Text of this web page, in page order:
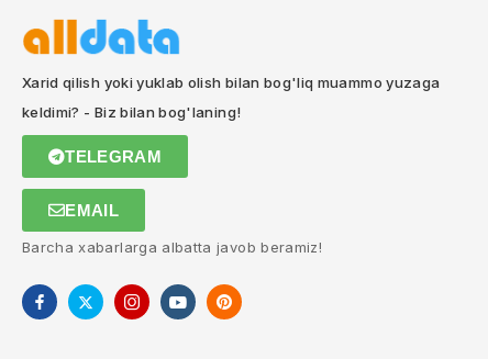
Xarid qilish yoki yuklab olish bilan bog'liq muammo yuzaga
keldimi? - Biz bilan bog'laning!
TELEGRAM
EMAIL
Barcha xabarlarga albatta javob beramiz!